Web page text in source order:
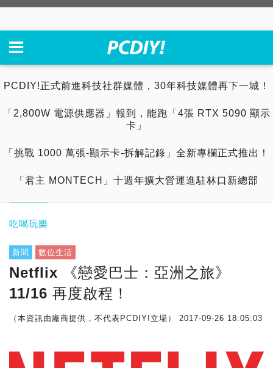
PCDIY!正式前進科技社群媒體，30年科技媒體再下一城！
「2,800W 電源供應器」報到，能跑「4張 RTX 5090 顯示
卡」
「挑戰 1000 萬張-顯示卡-拆解記錄」全新專欄正式推出！
「君主 MONTECH」十週年擴大營運進駐林口新總部
吃喝玩樂
新聞 數位生活
Netflix 《戀愛巴士：亞洲之旅》
11/16 再度啟程！
（本資訊由廠商提供，不代表PCDIY!立場） 2017-09-26 18:05:03